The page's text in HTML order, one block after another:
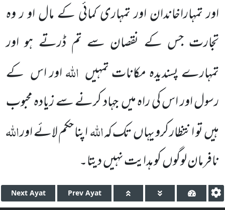
اور تمہاراخاندان اور تمہاری کمائی کے مال او ر وہ
تجارت جس کے نقصان سے تمڈرتے ہو اور
تمہارے پسندیدہ مکانات تمہیں اللہاور اس کے
رسول اور اس کی راہ میںجہاد کرنے سے زیادہ محبوب
ہیںتو انتظار کرو یہاںتک کہاللہاپنا حکم لائے اوراللہ
نافرمان لوگوںکو ہدایت نہیںدیتا۔
Next Ayat Prev Ayat